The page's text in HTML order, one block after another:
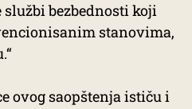
bezbednosti koji
stanovima,
ovog saopštenja ističu i